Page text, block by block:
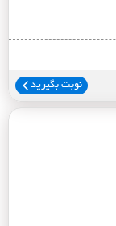
نوبت بگیرید